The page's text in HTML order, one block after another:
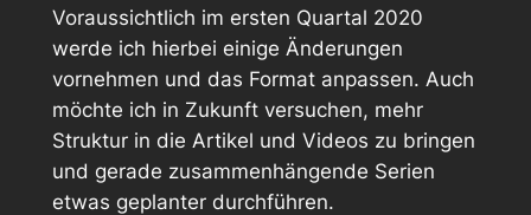
Voraussichtlich im ersten Quartal 2020
werde ich hierbei einige Änderungen
vornehmen und das Format anpassen. Auch
möchte ich in Zukunft versuchen, mehr
Struktur in die Artikel und Videos zu bringen
und gerade zusammenhängende Serien
etwas geplanter durchführen.